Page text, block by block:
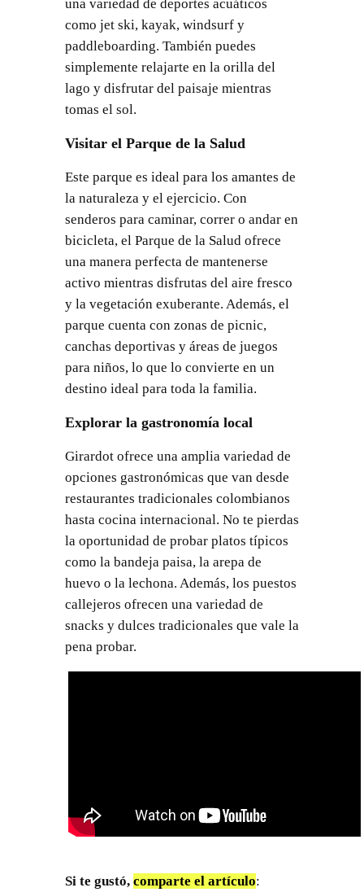
una variedad de deportes acuáticos
como jet ski, kayak, windsurf y
paddleboarding. También puedes
simplemente relajarte en la orilla del
lago y disfrutar del paisaje mientras
tomas el sol.
Visitar el Parque de la Salud
Este parque es ideal para los amantes de
la naturaleza y el ejercicio. Con
senderos para caminar, correr o andar en
bicicleta, el Parque de la Salud ofrece
una manera perfecta de mantenerse
activo mientras disfrutas del aire fresco
y la vegetación exuberante. Además, el
parque cuenta con zonas de picnic,
canchas deportivas y áreas de juegos
para niños, lo que lo convierte en un
destino ideal para toda la familia.
Explorar la gastronomía local
Girardot ofrece una amplia variedad de
opciones gastronómicas que van desde
restaurantes tradicionales colombianos
hasta cocina internacional. No te pierdas
la oportunidad de probar platos típicos
como la bandeja paisa, la arepa de
huevo o la lechona. Además, los puestos
callejeros ofrecen una variedad de
snacks y dulces tradicionales que vale la
pena probar.
Si te gustó, comparte el artículo: